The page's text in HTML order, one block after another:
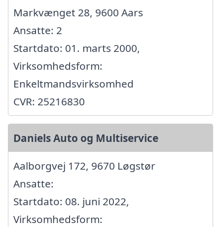
Markvænget 28, 9600 Aars
Ansatte: 2
Startdato: 01. marts 2000,
Virksomhedsform:
Enkeltmandsvirksomhed
CVR: 25216830
Daniels Auto og Multiservice
Aalborgvej 172, 9670 Løgstør
Ansatte:
Startdato: 08. juni 2022,
Virksomhedsform: